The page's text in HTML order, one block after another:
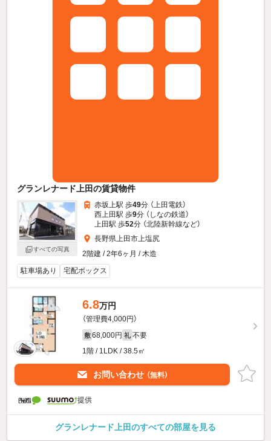
グランレナード上田の賃貸物件
すべての写真
赤坂上駅 歩49分 （上田電鉄）
西上田駅 歩9分 （しなの鉄道）
上田駅 歩52分 （北陸新幹線など）
長野県上田市上塩尻
2階建 / 2年6ヶ月 / 木造
駐車場あり
宅配ボックス
6.8万円
（管理費4,000円）
敷 68,000円 礼 不要
1階 / 1LDK / 38.5㎡
お問い合わせ （無料）
提供
グランレナード上田のすべての部屋を見る